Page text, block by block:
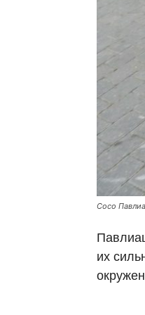
Сосо
их